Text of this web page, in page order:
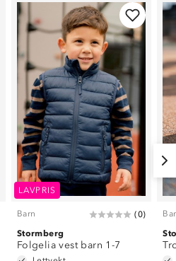
LAVPRIS
Barn (0)
Stormberg
Folgelia vest barn 1-7